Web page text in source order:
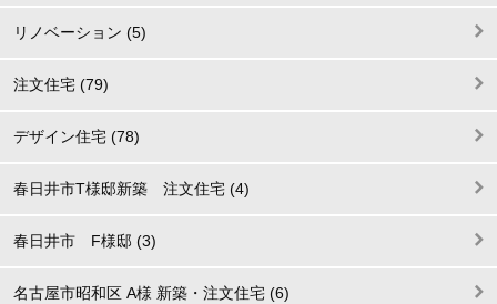
リノベーション (5)
注文住宅 (79)
デザイン住宅 (78)
春日井市T様邸新築 注文住宅 (4)
春日井市 F様邸 (3)
名古屋市昭和区 A様 新築・注文住宅 (6)